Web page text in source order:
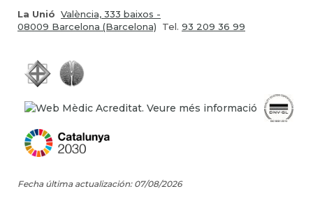
La Unió València, 333 baixos -
08009 Barcelona (Barcelona) Tel. 93 209 36 99
Fecha última actualización: 07/08/2026